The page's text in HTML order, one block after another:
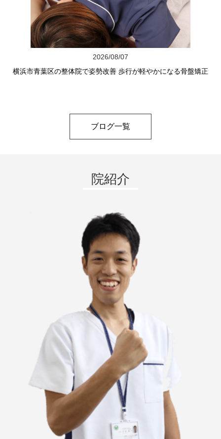
2026/08/07
横浜市青葉区の整体院で姿勢改善 歩行が軽やかになる骨盤矯正
ブログ一覧
院紹介